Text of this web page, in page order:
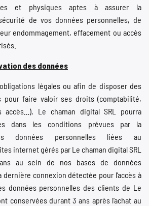
et physiques aptes à assurer la
de vos données personnelles, de
endommagement, effacement ou accès
des données
légales ou afin de disposer des
pour faire valoir ses droits (comptabilité,
accès…), Le chaman digital SRL pourra
dans les conditions prévues par la
données personnelles liées au
internet gérés par Le chaman digital SRL
au sein de nos bases de données
connexion détectée pour l’accès à
données personnelles des clients de Le
conservées durant 3 ans après l’achat au